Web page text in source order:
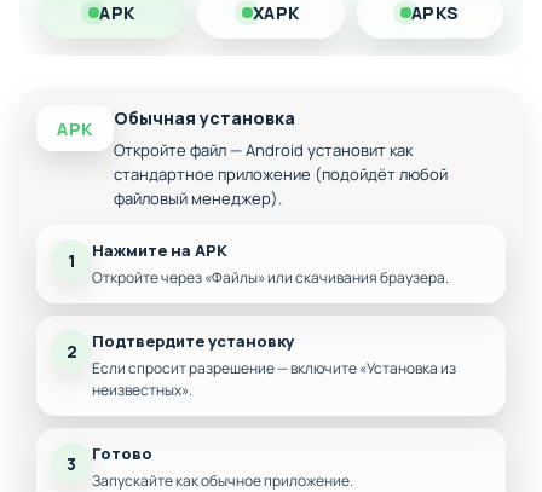
Особенности мода:
Огромный выбор конструктивных элементов для
экспериментов
Система прогрессии через набор
максимального количества очков
творческого подхода
APK XAPK APKS
APK Обычная установка
Откройте файл — Android установит как
стандартное приложение (подойдёт любой
файловый менеджер).
1 Нажмите на APK
Откройте через «Файлы» или скачивания браузера.
2 Подтвердите установку
Если спросит разрешение — включите «Установка из
неизвестных».
3 Готово
Запускайте как обычное приложение.